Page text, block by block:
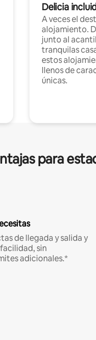
Delicia
A veces el
alojamiento.
junto al
tranquilas
estos
llenos de
únicas.
para
de llegada y salida y
sin
adicionales.*